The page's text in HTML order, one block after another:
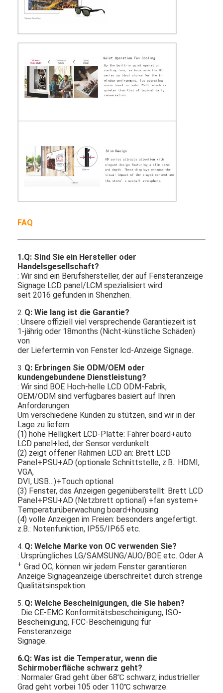
FAQ
1.Q: Sind Sie ein Hersteller oder
Handelsgesellschaft?
: Wir sind ein Berufshersteller, der auf Fensteranzeige
Signage LCD panel/LCM spezialisiert wird
seit 2016 gefunden in Shenzhen.
2. Q: Wie lang ist die Garantie?
: Unsere offiziell viel versprechende Garantiezeit ist
1-jährig oder 18months (Nicht-künstliche Schäden)
von
der Liefertermin von Fenster lcd-Anzeige Signage.
3. Q: Erbringen Sie ODM/OEM oder
kundengebundene Dienstleistung?
: Wir sind BOE Hoch-helle LCD ODM-Fabrik,
OEM/ODM sind verfügbares basiert auf Ihren
Anforderungen.
Um verschiedene Kunden zu stützen, sind wir in der
Lage zu liefern:
(1) hohe Helligkeit LCD-Platte: Fahrer board+auto
LCD panel+led, der Sensor verdunkelt
(2) zeigt offener Rahmen LCD an: Brett LCD
Panel+PSU+AD (optionale Schnittstelle, z.B.: HDMI,
VGA,
DVI, USB…)+Touch optional
(3) Fenster, das Anzeigen gegenüberstellt: Brett LCD
Panel+PSU+AD (Netzbrett optional) +fan system+
Temperaturüberwachung board+housing
(4) volle Anzeigen im Freien: besonders angefertigt.
z.B.: Notenfunktion, IP55/IP65 etc.
4. Q: Welche Marke von OC verwenden Sie?
: Ursprüngliches LG/SAMSUNG/AUO/BOE etc. Oder A
+ Grad OC, können wir jedem Fenster garantieren
Anzeige Signageanzeige überschreitet durch strenge
Qualitätsinspektion.
5. Q: Welche Bescheinigungen, die Sie haben?
: Die CE-EMC Konformitätsbescheinigung, ISO-
Bescheinigung, FCC-Bescheinigung für
Fensteranzeige
Signage.
6.Q: Was ist die Temperatur, wenn die
Schirmoberfläche schwarz geht?
: Normaler Grad geht über 68℃ schwarz; industrieller
Grad geht vorbei 105 oder 110℃ schwarze.